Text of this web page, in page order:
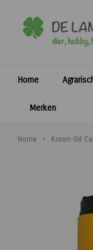
Home
Merken
Home Kroon-Oil